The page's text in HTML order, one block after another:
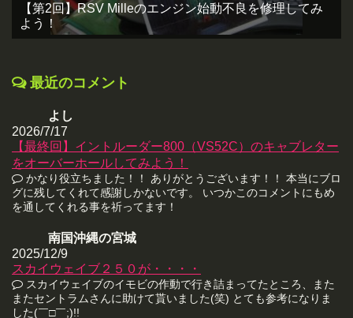
【第2回】RSV Milleのエンジン始動不良を修理してみ
よう！
最近のコメント
よし
2026/7/17
【最終回】イントルーダー800（VS52C）のキャブレター
をオーバーホールしてみよう！
かなり役立ちました！！ ありがとうございます！！ 本当にブロ
グに残してくれて感謝しかないです。 いつかこのコメントにもめ
を通してくれる事を祈ってます！
南国沖縄の宮城
2025/12/9
スカイウェイブ２５０が・・・・
スカイウェイブのイモビの作動で行き詰まってたところ、また
またセントラムさんに助けて貰いました(笑) とても参考になりま
した(￣□￣;)!!